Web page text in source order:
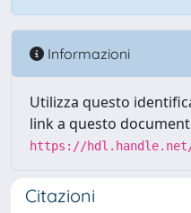
Informazioni
Utilizza questo
link a questo
https://hdl.handle.net/
Citazioni